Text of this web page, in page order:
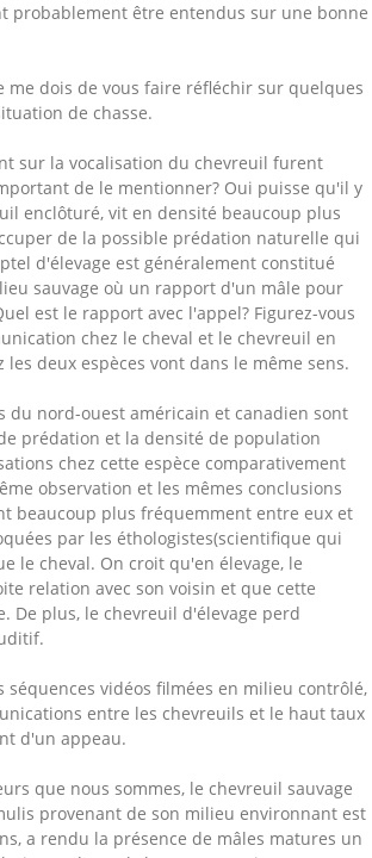
probablement être entendus sur une bonne
dois de vous faire réfléchir sur quelques
de chasse.
sur la vocalisation du chevreuil furent
de le mentionner? Oui puisse qu'il y
enclôturé, vit en densité beaucoup plus
de la possible prédation naturelle qui
d'élevage est généralement constitué
sauvage où un rapport d'un mâle pour
est le rapport avec l'appel? Figurez-vous
chez le cheval et le chevreuil en
deux espèces vont dans le même sens.
du nord-ouest américain et canadien sont
prédation et la densité de population
chez cette espèce comparativement
observation et les mêmes conclusions
beaucoup plus fréquemment entre eux et
par les éthologistes(scientifique qui
le cheval. On croit qu'en élevage, le
relation avec son voisin et que cette
plus, le chevreuil d'élevage perd
vidéos filmées en milieu contrôlé,
entre les chevreuils et le haut taux
d'un appeau.
que nous sommes, le chevreuil sauvage
provenant de son milieu environnant est
a rendu la présence de mâles matures un